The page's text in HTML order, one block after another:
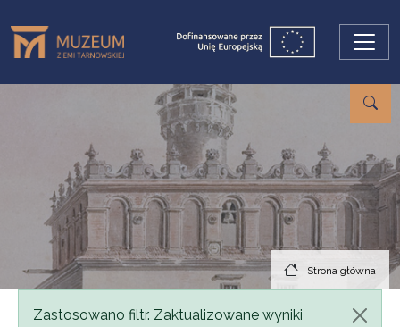
Strona główna
Komunikat
Zastosowano filtr. Zaktualizowane wyniki